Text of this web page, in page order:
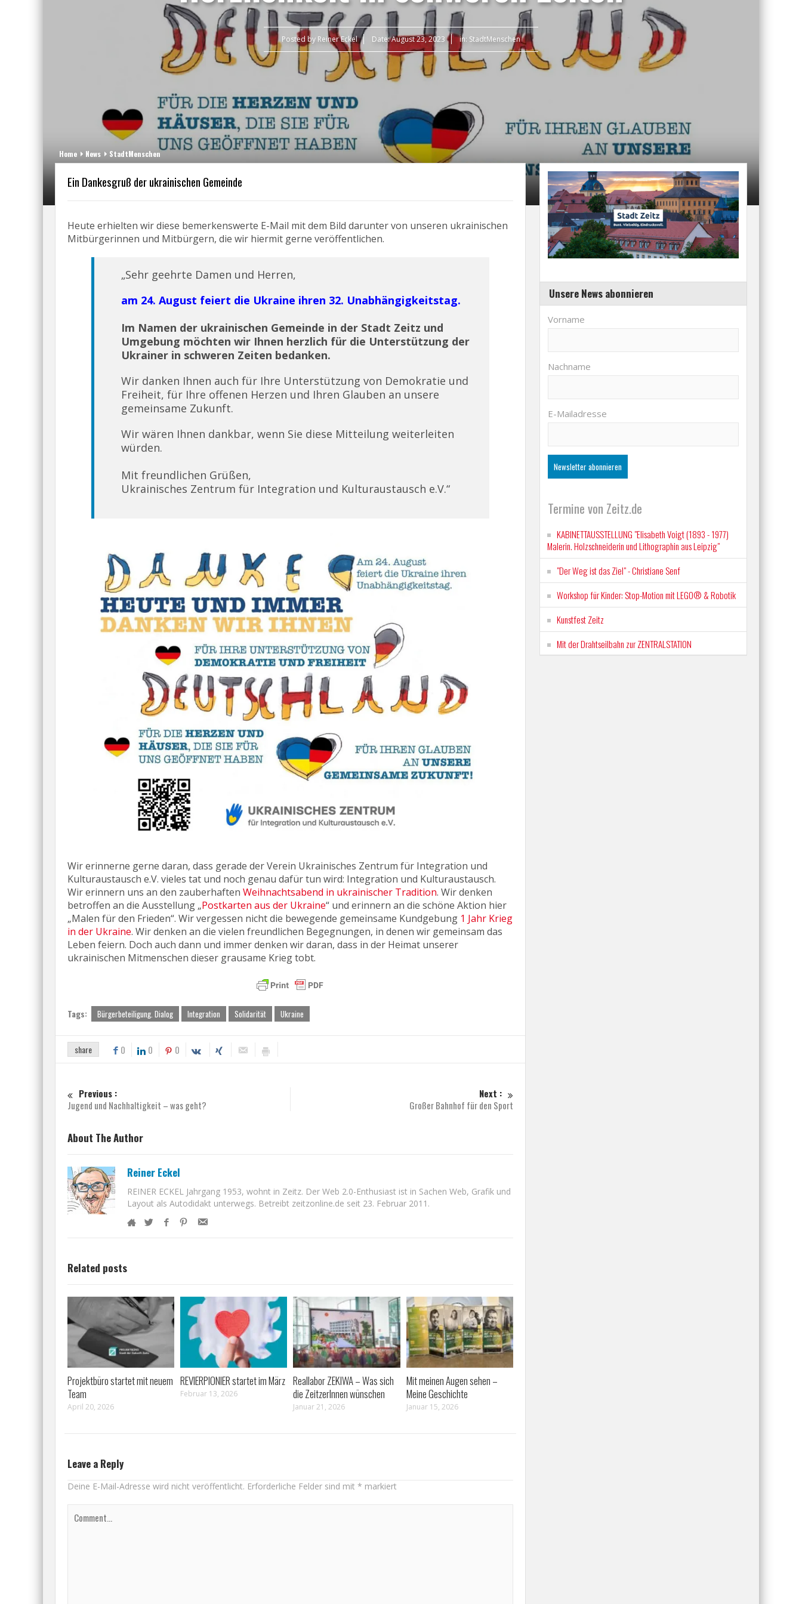
Posted by Reiner Eckel Date:August 23, 2023 in: StadtMenschen
Home News StadtMenschen
Ein Dankesgruß der ukrainischen Gemeinde
Heute erhielten wir diese bemerkenswerte E-Mail mit dem Bild darunter von unseren ukrainischen
Mitbürgerinnen und Mitbürgern, die wir hiermit gerne veröffentlichen.
„Sehr geehrte Damen und Herren,
am 24. August feiert die Ukraine ihren 32. Unabhängigkeitstag.
Im Namen der ukrainischen Gemeinde in der Stadt Zeitz und
Umgebung möchten wir Ihnen herzlich für die Unterstützung der
Ukrainer in schweren Zeiten bedanken.
Wir danken Ihnen auch für Ihre Unterstützung von Demokratie und
Freiheit, für Ihre offenen Herzen und Ihren Glauben an unsere
gemeinsame Zukunft.
Wir wären Ihnen dankbar, wenn Sie diese Mitteilung weiterleiten
würden.
Mit freundlichen Grüßen,
Ukrainisches Zentrum für Integration und Kulturaustausch e.V.“
Wir erinnerne gerne daran, dass gerade der Verein Ukrainisches Zentrum für Integration und
Kulturaustausch e.V. vieles tat und noch genau dafür tun wird: Integration und Kulturaustausch.
Wir erinnern uns an den zauberhaften Weihnachtsabend in ukrainischer Tradition. Wir denken
betroffen an die Ausstellung „Postkarten aus der Ukraine“ und erinnern an die schöne Aktion hier
„Malen für den Frieden“. Wir vergessen nicht die bewegende gemeinsame Kundgebung 1 Jahr Krieg
in der Ukraine. Wir denken an die vielen freundlichen Begegnungen, in denen wir gemeinsam das
Leben feiern. Doch auch dann und immer denken wir daran, dass in der Heimat unserer
ukrainischen Mitmenschen dieser grausame Krieg tobt.
Tags: Bürgerbeteiligung. Dialog Integration Solidarität Ukraine
share 0 0 0
Previous :
Jugend und Nachhaltigkeit – was geht?
Next :
Großer Bahnhof für den Sport
About The Author
Reiner Eckel
REINER ECKEL Jahrgang 1953, wohnt in Zeitz. Der Web 2.0-Enthusiast ist in Sachen Web, Grafik und
Layout als Autodidakt unterwegs. Betreibt zeitzonline.de seit 23. Februar 2011.
Related posts
Projektbüro startet mit neuem
Team
April 20, 2026
REVIERPIONIER startet im März
Februar 13, 2026
Reallabor ZEKIWA – Was sich
die ZeitzerInnen wünschen
Januar 21, 2026
Mit meinen Augen sehen –
Meine Geschichte
Januar 15, 2026
Leave a Reply
Deine E-Mail-Adresse wird nicht veröffentlicht. Erforderliche Felder sind mit * markiert
Unsere News abonnieren
Vorname
Nachname
E-Mailadresse
Termine von Zeitz.de
KABINETTAUSSTELLUNG "Elisabeth Voigt (1893 - 1977)
Malerin. Holzschneiderin und Lithographin aus Leipzig"
"Der Weg ist das Ziel" - Christiane Senf
Workshop für Kinder: Stop-Motion mit LEGO® & Robotik
Kunstfest Zeitz
Mit der Drahtseilbahn zur ZENTRALSTATION